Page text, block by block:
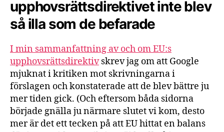
upphovsrättsdirektivet inte blev
så illa som de befarade
I min sammanfattning av och om EU:s
upphovsrättsdirektivskrev jag om att Google
mjuknat i kritiken mot skrivningarna i
förslagen och konstaterade att de blev bättre ju
mer tiden gick. (Och eftersom båda sidorna
började gnälla ju närmare slutet vi kom, desto
mer är det ett tecken på att EU hittat en balans